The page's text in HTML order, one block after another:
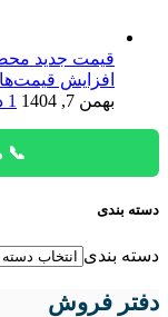
قیمت جدید
افزایش قیمت‌ها
بهمن 7, 1404
1 دیدگاه
📞
دسته بندی
دسته بندی
دفتر فروش